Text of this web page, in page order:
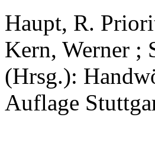
Haupt, R.
Kern, Werner ;
(Hrsg.):
Auflage